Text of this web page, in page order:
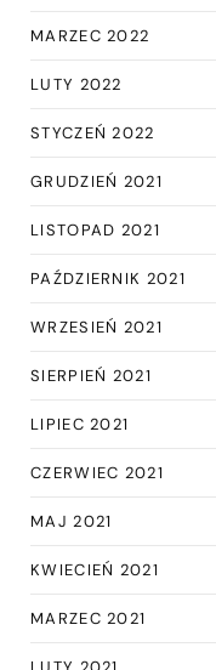
MARZEC 2022
LUTY 2022
STYCZEŃ 2022
GRUDZIEŃ 2021
LISTOPAD 2021
PAŹDZIERNIK 2021
WRZESIEŃ 2021
SIERPIEŃ 2021
LIPIEC 2021
CZERWIEC 2021
MAJ 2021
KWIECIEŃ 2021
MARZEC 2021